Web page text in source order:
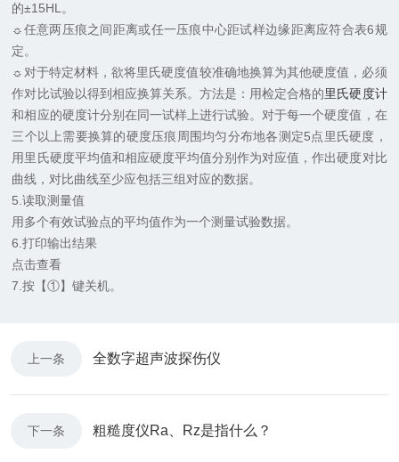
的±15HL。
☼任意两压痕之间距离或任一压痕中心距试样边缘距离应符合表6规
定。
☼对于特定材料，欲将里氏硬度值较准确地换算为其他硬度值，必须
作对比试验以得到相应换算关系。方法是：用检定合格的里氏硬度计
和相应的硬度计分别在同一试样上进行试验。对于每一个硬度值，在
三个以上需要换算的硬度压痕周围均匀分布地各测定5点里氏硬度，
用里氏硬度平均值和相应硬度平均值分别作为对应值，作出硬度对比
曲线，对比曲线至少应包括三组对应的数据。
5.读取测量值
用多个有效试验点的平均值作为一个测量试验数据。
6.打印输出结果
点击查看
7.按【①】键关机。
上一条 全数字超声波探伤仪
下一条 粗糙度仪Ra、Rz是指什么？